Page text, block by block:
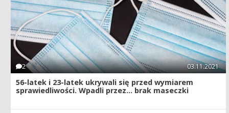
2 03.11.2021
56-latek i 23-latek ukrywali się przed wymiarem
sprawiedliwości. Wpadli przez... brak maseczki